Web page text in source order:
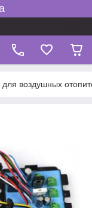
воздушных